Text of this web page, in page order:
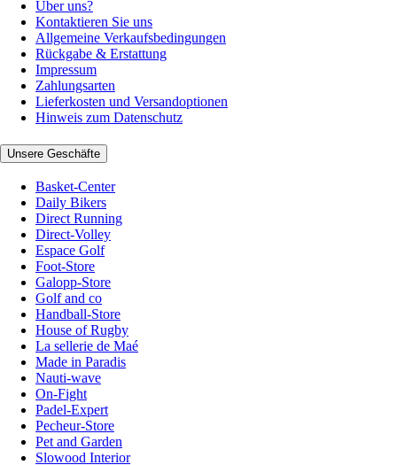
Über uns?
Kontaktieren Sie uns
Allgemeine Verkaufsbedingungen
Rückgabe & Erstattung
Impressum
Zahlungsarten
Lieferkosten und Versandoptionen
Hinweis zum Datenschutz
Unsere Geschäfte
Basket-Center
Daily Bikers
Direct Running
Direct-Volley
Espace Golf
Foot-Store
Galopp-Store
Golf and co
Handball-Store
House of Rugby
La sellerie de Maé
Made in Paradis
Nauti-wave
On-Fight
Padel-Expert
Pecheur-Store
Pet and Garden
Slowood Interior